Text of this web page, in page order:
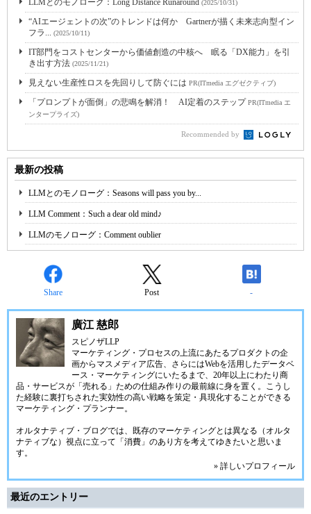
LLMとのモノローグ：Long Distance Runaround (2025/10/31)
“AIエージェントの次”のトレンドは何か Gartnerが描く未来志向型イン
フラ... (2025/10/11)
IT部門をコストセンターから価値創造の中核へ 眠る「DX能力」を引
き出す方法 (2025/11/21)
見えない生産性ロスを先回りして防ぐには PR(ITmedia エグゼクティブ)
「プロンプトが面倒」の悲鳴を解消！ AI定着のステップPR(ITmedia エ
ンタープライズ)
Recommended by
最新の投稿
LLMとのモノローグ：Seasons will pass you by...
LLM Comment：Such a dear old mind♪
LLMのモノローグ：Comment oublier
Share Post -
廣江 慈郎
スピノザLLP
マーケティング・プロセスの上流にあたるプロダクトの企
画からマスメディア広告、さらにはWebを活用したデータベ
ース・マーケティングにいたるまで、20年以上にわたり商
品・サービスが「売れる」ための仕組み作りの最前線に身を置く。こうし
た経験に裏打ちされた実効性の高い戦略を策定・具現化することができる
マーケティング・プランナー。
オルタナティブ・ブログでは、既存のマーケティングとは異なる（オルタ
ナティブな）視点に立って「消費」のあり方を考えてゆきたいと思いま
す。
» 詳しいプロフィール
最近のエントリー